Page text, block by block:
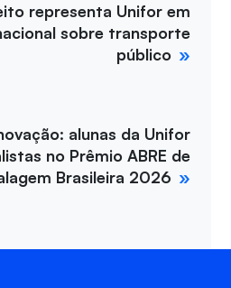
representa Unifor em
sobre transporte
público
alunas da Unifor
no Prêmio ABRE de
Brasileira 2026